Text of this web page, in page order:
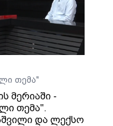
თემა"
მერიაში -
თემა".
და ლექსო